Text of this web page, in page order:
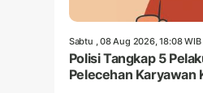
Sabtu , 08 Aug 2026, 18:08 WIB
Polisi Tangkap 5
Pelecehan Karyawan